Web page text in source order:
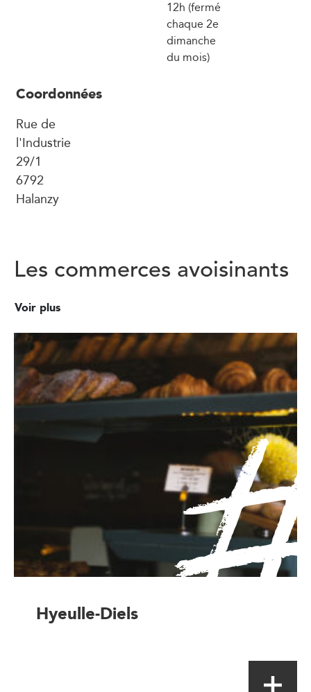
12h (fermé
chaque 2e
dimanche
du mois)
Coordonnées
Rue de
l'Industrie
29/1
6792
Halanzy
Les commerces avoisinants
Voir plus
Hyeulle-Diels